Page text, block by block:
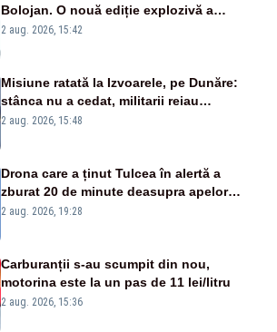
Bolojan. O nouă ediție explozivă a
emisiunii „Miza Zilei” la Realitatea PLUS
2 aug. 2026, 15:42
Misiune ratată la Izvoarele, pe Dunăre:
stânca nu a cedat, militarii reiau
detonările luni – VIDEO
2 aug. 2026, 15:48
Drona care a ținut Tulcea în alertă a
zburat 20 de minute deasupra apelor
României. Au fost ridicate două F-16
2 aug. 2026, 19:28
Carburanții s-au scumpit din nou,
motorina este la un pas de 11 lei/litru
2 aug. 2026, 15:36